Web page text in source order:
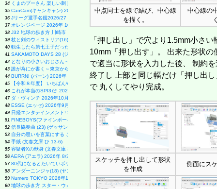
34 くまのプーさん 楽しい刺しゅう 全国版(1) 2026年 8/19 号 [雑誌]
35 CanCam(キャンキャン) 2026年9月号 特別版【表紙：ACEes】
36 Jリーグ選手名鑑2026/27 J1・J2・J3 エル・ゴラッソ特別編集
37 オレンジページ 2026年 10/17号増刊「Suicaのペンギンのぬいぐるみポーチ＆エコバッグ〈
38 J32 地球の歩き方 川崎市
39 杖と剣のウィストリア(16) (少年マガジンKC)
40 転生したら第七王子だったので、気ままに魔術を極めます(24) (KCデラックス)
41 SAKAMOTO DAYS 28 (ジャンプコミックス)
42 となりの小さいおじさん～大切なことのほぼ9割は手のひらサイズに教わった～
43 誰が為にか書く～東京から離れた山暮らし日記～
44 BURRN! (バーン) 2026年 9月号
45 【令和８年度】 いちばんやさしい ITパスポート 絶対合格の教科書＋出る順問題集
46 これが本当のSPI3だ! 2028年度版 【主要3方式〈テストセンター・ペーパーテスト・WEBテ
47 ダ・ヴィンチ 2026年10月号
48 ESSE (エッセ) 2026年9月号増刊（特装版）
49 日経エンタテインメント! 2026年 10 月号【表紙：佐久間大介】
51 FINEBOYS(ファインボーイズ) 2026年 09 月号 [37℃アソブ日の服！/正門良規]
52 信長協奏曲 (23) (ゲッサン少年サンデーコミックス)
53 自分の思いを言葉にする こどもアウトプット図鑑 (サンクチュアリ出版)
54 手紙 (文春文庫 ひ 13-6)
55 容疑者Xの献身 (文春文庫 ひ 13-7)
56 AERA (アエラ) 2026年 8/31 号【表紙：Kis-My-Ft2】 [雑誌]
57 80代になるとたいていボケるか死ぬ。70代は神様から与えられた特別な時間 (幻冬舎新書 803)
58 アンダーニンジャ(18) (ヤングマガジンKC)
59 Numero TOKYO 2026年10月号増刊（表紙／Number_i）
60 地球の歩き方 スター・ウォーズ
中点同士を線で結び、中心線
を描く。
中心線の
「押し出し」で穴より1.5mm小さ
10mm「押し出す」。 出来た形状
で適当に形状を入力した後、 制約
終了し 上部と同じ幅だけ「押し出
で 丸くしてやり完成。
スケッチを押し出して形状
を作成
側面にス